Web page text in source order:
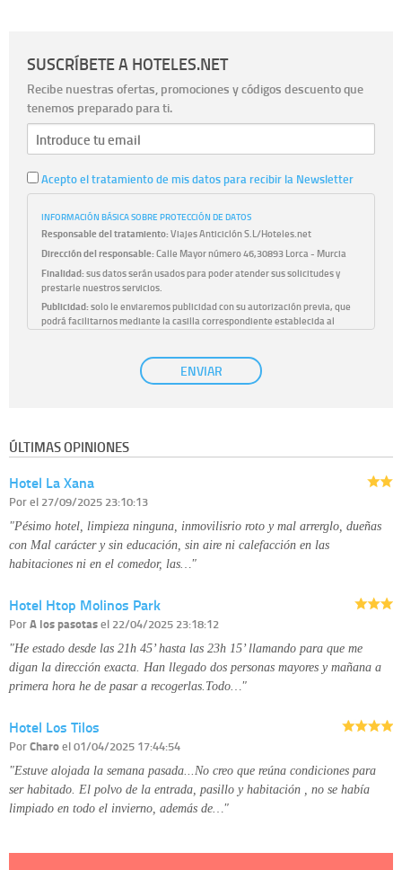
SUSCRÍBETE A HOTELES.NET
Recibe nuestras ofertas, promociones y códigos descuento que
tenemos preparado para ti.
Acepto el tratamiento de mis datos para recibir la Newsletter
INFORMACIÓN BÁSICA SOBRE PROTECCIÓN DE DATOS
Responsable del tratamiento:Viajes Anticiclón S.L/Hoteles.net
Dirección del responsable:Calle Mayor número 46,30893 Lorca - Murcia
Finalidad:sus datos serán usados para poder atender sus solicitudes y
prestarle nuestros servicios.
Publicidad:solo le enviaremos publicidad con su autorización previa, que
podrá facilitarnos mediante la casilla correspondiente establecida al
únicamente trataremos sus datos con su consentimiento
previo, que podrá facilitarnos mediante la casilla correspondiente
Derechos:tiene derecho a saber qué información tenemos sobre usted,
disponible en nuestra página web.
Información complementaria:
ENVIAR
ÚLTIMAS OPINIONES
Hotel La Xana
Porel 27/09/2025 23:10:13
"Pésimo hotel, limpieza ninguna, inmovilisrio roto y mal arrerglo, dueñas
con Mal carácter y sin educación, sin aire ni calefacción en las
habitaciones ni en el comedor, las…"
Hotel Htop Molinos Park
PorA los pasotasel 22/04/2025 23:18:12
"He estado desde las 21h 45’ hasta las 23h 15’ llamando para que me
digan la dirección exacta. Han llegado dos personas mayores y mañana a
primera hora he de pasar a recogerlas.Todo…"
Hotel Los Tilos
PorCharoel 01/04/2025 17:44:54
"Estuve alojada la semana pasada...No creo que reúna condiciones para
ser habitado. El polvo de la entrada, pasillo y habitación , no se había
limpiado en todo el invierno, además de…"